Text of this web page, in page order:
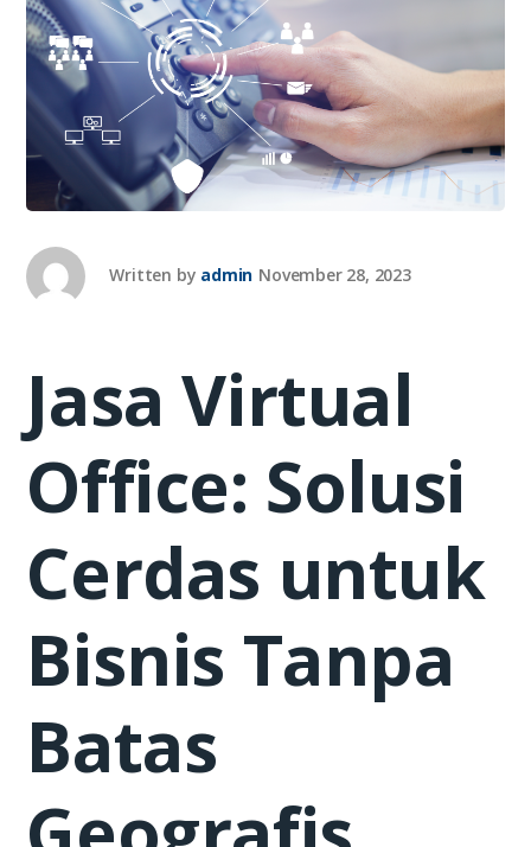
Written by admin November 28, 2023
Jasa Virtual
Office: Solusi
Cerdas untuk
Bisnis Tanpa
Batas